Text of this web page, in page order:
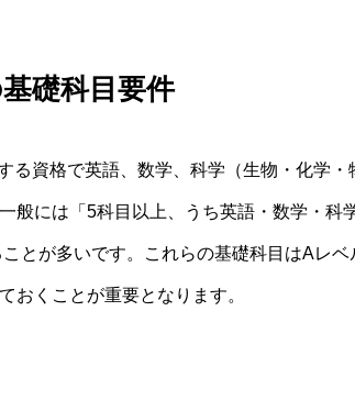
礎科目要件
る資格で英語、数学、科学（生物・化学・
般には「5科目以上、うち英語・数学・科
とが多いです。これらの基礎科目はAレベ
おくことが重要となります。